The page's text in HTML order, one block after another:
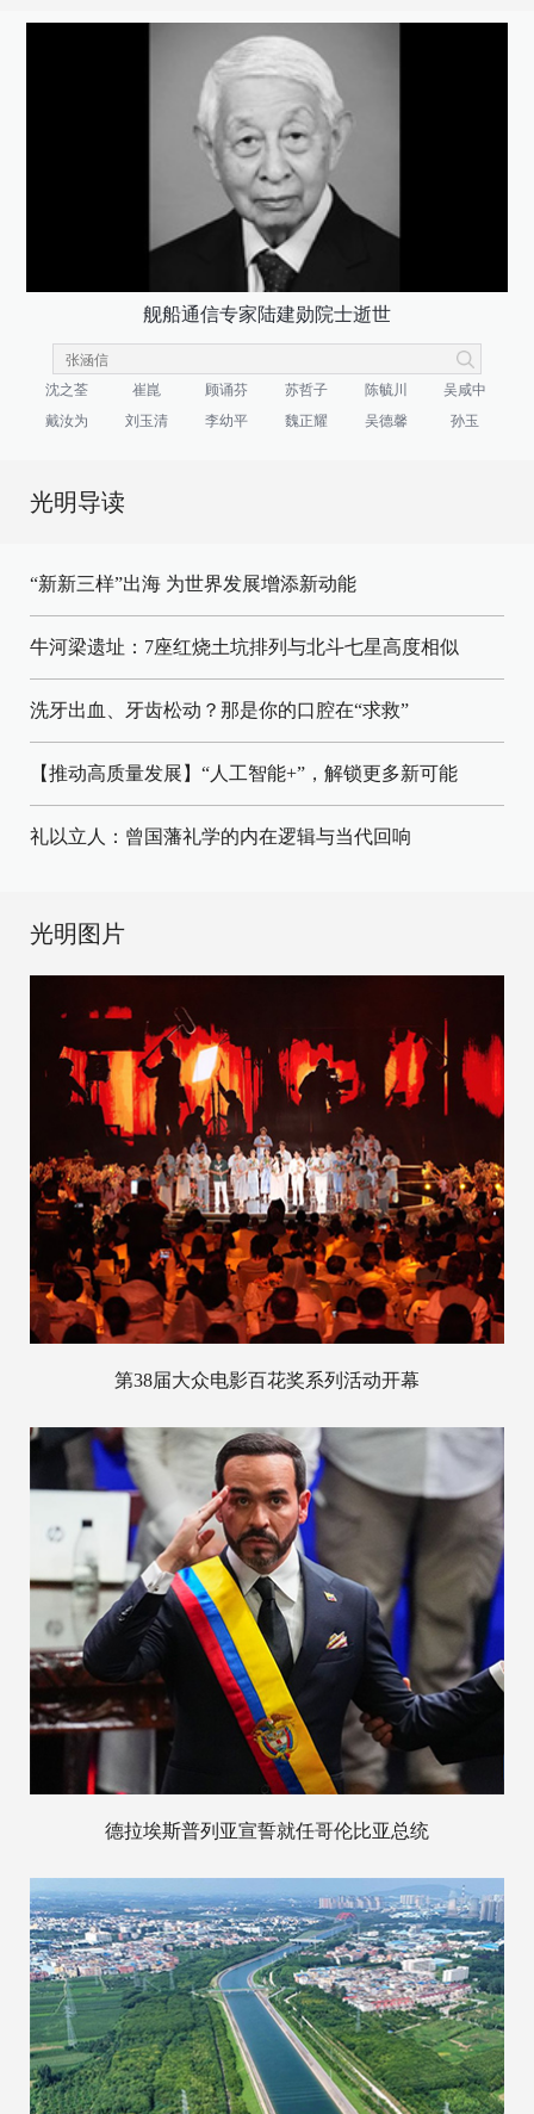
舰船通信专家陆建勋院士逝世
沈之荃 崔崑 顾诵芬 苏哲子 陈毓川
吴咸中
戴汝为
刘玉清 李幼平 魏正耀 吴德馨 孙玉
光明导读
“新新三样”出海 为世界发展增添新动能
牛河梁遗址：7座红烧土坑排列与北斗七星高度相似
洗牙出血、牙齿松动？那是你的口腔在“求救”
【推动高质量发展】“人工智能+”，解锁更多新可能
礼以立人：曾国藩礼学的内在逻辑与当代回响
光明图片
第38届大众电影百花奖系列活动开幕
德拉埃斯普列亚宣誓就任哥伦比亚总统